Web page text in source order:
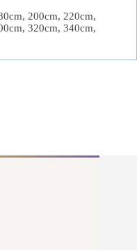
200cm, 220cm,
320cm, 340cm,